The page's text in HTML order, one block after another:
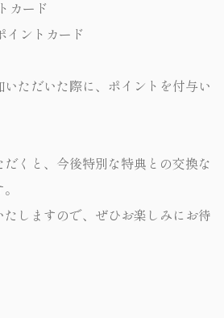
カード
イントカード
ただいた際に、ポイントを付与い
くと、今後特別な特典との交換な
しますので、ぜひお楽しみにお待